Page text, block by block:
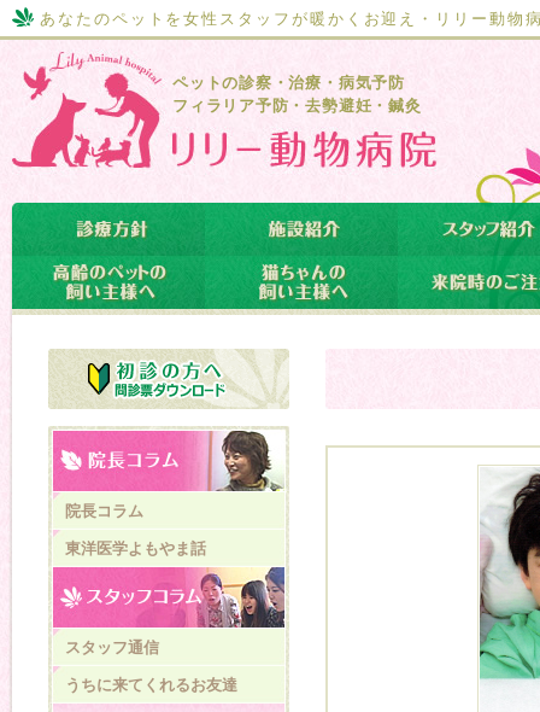
あなたのペットを女性スタッフが暖かくお迎え・リリー動物
ペットの診察・治療・病気予防
フィラリア予防・去勢避妊・鍼灸
院長コラム
東洋医学よもやま話
スタッフ通信
うちに来てくれるお友達